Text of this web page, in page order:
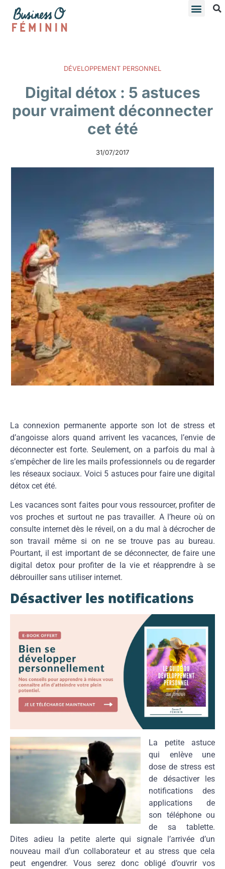
DÉVELOPPEMENT PERSONNEL
Digital détox : 5 astuces
pour vraiment déconnecter
cet été
31/07/2017
La connexion permanente apporte son lot de stress et
d’angoisse alors quand arrivent les vacances, l’envie de
déconnecter est forte. Seulement, on a parfois du mal à
s’empêcher de lire les mails professionnels ou de regarder
les réseaux sociaux. Voici 5 astuces pour faire une digital
détox cet été.
Les vacances sont faites pour vous ressourcer, profiter de
vos proches et surtout ne pas travailler. A l’heure où on
consulte internet dès le réveil, on a du mal à décrocher de
son travail même si on ne se trouve pas au bureau.
Pourtant, il est important de se déconnecter, de faire une
digital detox pour profiter de la vie et réapprendre à se
débrouiller sans utiliser internet.
Désactiver les notifications
La petite astuce
qui enlève une
dose de stress est
de désactiver les
notifications des
applications de
son téléphone ou
de sa tablette.
Dites adieu la petite alerte qui signale l’arrivée d’un
nouveau mail d’un collaborateur et au stress que cela
peut engendrer. Vous serez donc obligé d’ouvrir vos